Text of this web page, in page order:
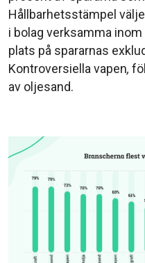
Hållbarhetsstämpel
i bolag verksamma
plats på spararnas
Kontroversiella vapen,
av oljesand.